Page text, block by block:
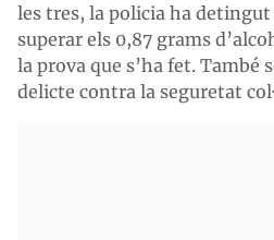
les tres, la policia ha
superar els 0,87 grams
la prova que s’ha fet. També
delicte contra la seguretat